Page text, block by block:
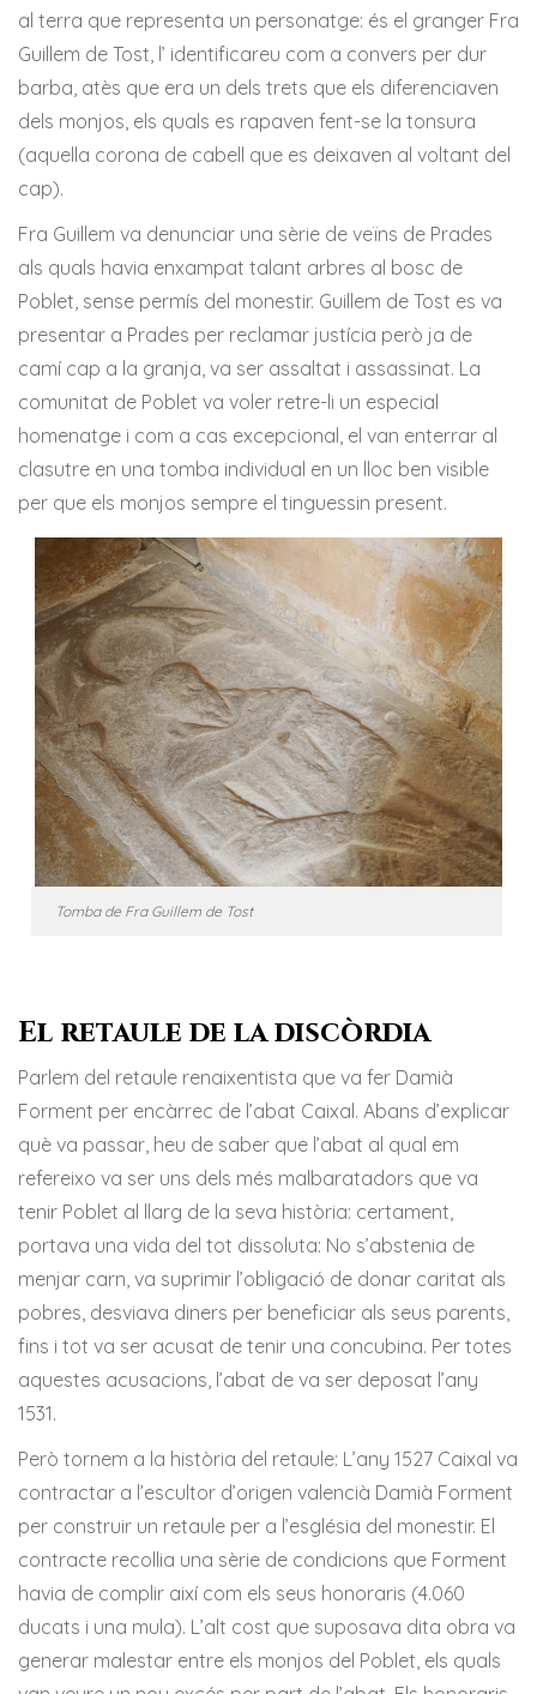
al terra que representa un personatge: és el granger Fra
Guillem de Tost, l’ identificareu com a convers per dur
barba, atès que era un dels trets que els diferenciaven
dels monjos, els quals es rapaven fent-se la tonsura
(aquella corona de cabell que es deixaven al voltant del
cap).
Fra Guillem va denunciar una sèrie de veïns de Prades
als quals havia enxampat talant arbres al bosc de
Poblet, sense permís del monestir. Guillem de Tost es va
presentar a Prades per reclamar justícia però ja de
camí cap a la granja, va ser assaltat i assassinat. La
comunitat de Poblet va voler retre-li un especial
homenatge i com a cas excepcional, el van enterrar al
clasutre en una tomba individual en un lloc ben visible
per que els monjos sempre el tinguessin present.
Tomba de Fra Guillem de Tost
El retaule de la discòrdia
Parlem del retaule renaixentista que va fer Damià
Forment per encàrrec de l’abat Caixal. Abans d’explicar
què va passar, heu de saber que l’abat al qual em
refereixo va ser uns dels més malbaratadors que va
tenir Poblet al llarg de la seva història: certament,
portava una vida del tot dissoluta: No s’abstenia de
menjar carn, va suprimir l’obligació de donar caritat als
pobres, desviava diners per beneficiar als seus parents,
fins i tot va ser acusat de tenir una concubina. Per totes
aquestes acusacions, l’abat de va ser deposat l’any
1531.
Però tornem a la història del retaule: L’any 1527 Caixal va
contractar a l’escultor d’origen valencià Damià Forment
per construir un retaule per a l’església del monestir. El
contracte recollia una sèrie de condicions que Forment
havia de complir així com els seus honoraris (4.060
ducats i una mula). L’alt cost que suposava dita obra va
generar malestar entre els monjos del Poblet, els quals